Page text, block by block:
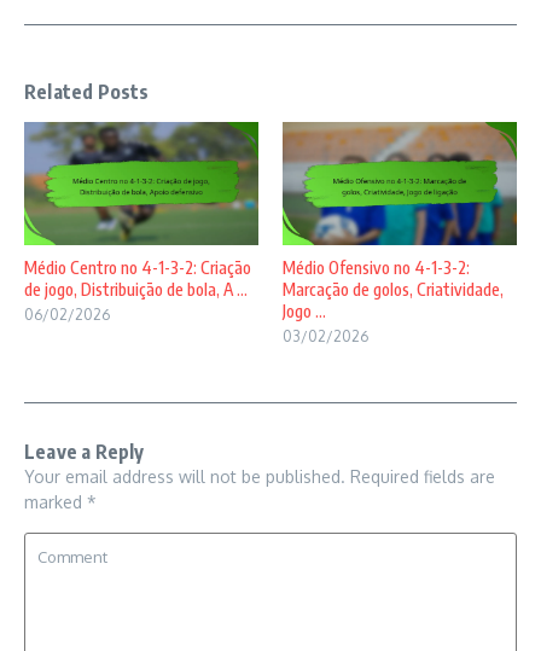
Related Posts
Médio Centro no 4-1-3-2: Criação
de jogo, Distribuição de bola, A ...
06/02/2026
Médio Ofensivo no 4-1-3-2:
Marcação de golos, Criatividade,
Jogo ...
03/02/2026
Leave a Reply
Your email address will not be published. Required fields are
marked *